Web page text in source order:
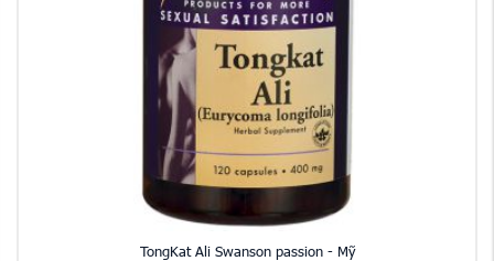
TongKat Ali Swanson passion - Mỹ